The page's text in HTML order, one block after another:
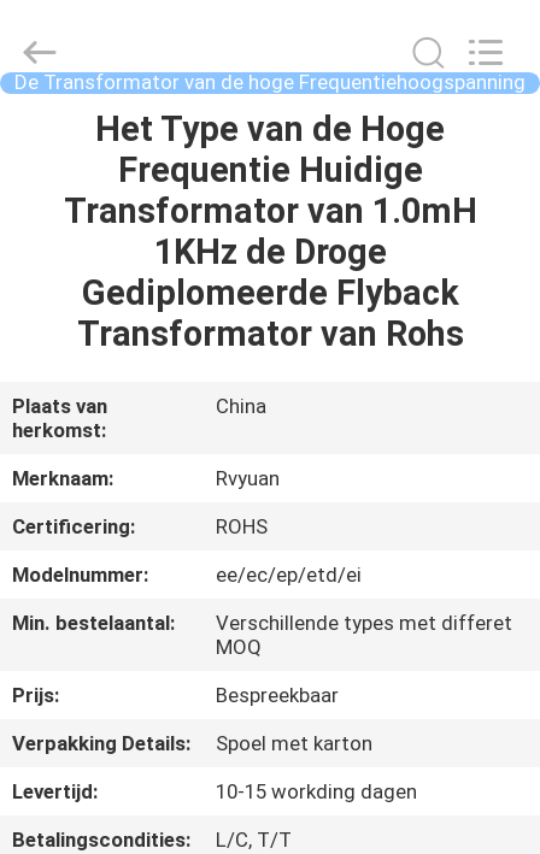
PRODUCTEN
VIDEOS
ONGEVEER
ONS
FABRIEKSREIS
CONTACTEER
NIEUWS
VERZOEK
Material
Co,.Ltd.
All
Rights
De Transformator van de hoge Frequentiehoogspanning
Het Type van de Hoge
Frequentie Huidige
Transformator van 1.0mH
1KHz de Droge
Gediplomeerde Flyback
Transformator van Rohs
Plaats van
herkomst:
China
Merknaam:
Rvyuan
Certificering:
ROHS
Modelnummer:
ee/ec/ep/etd/ei
Min. bestelaantal:
Verschillende types met differet
MOQ
Prijs:
Bespreekbaar
Verpakking Details:
Spoel met karton
Levertijd:
10-15 workding dagen
Betalingscondities:
L/C, T/T